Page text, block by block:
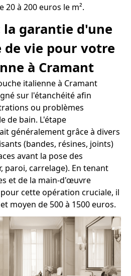
à 200 euros le m².
la garantie d'une
de vie pour votre
à Cramant
italienne à Cramant
sur l'étanchéité afin
ou problèmes
de bain. L'étape
généralement grâce à divers
(bandes, résines, joints)
avant la pose des
paroi, carrelage). En tenant
et de la main-d'œuvre
cette opération cruciale, il
moyen de 500 à 1500 euros.